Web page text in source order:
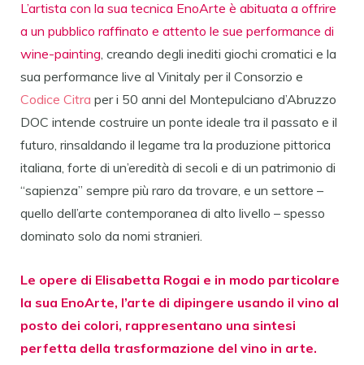
L’artista con la sua tecnica EnoArte è abituata a offrire
a un pubblico raffinato e attento le sue performance di
wine-painting , creando degli inediti giochi cromatici e la
sua performance live al Vinitaly per il Consorzio e
Codice Citra per i 50 anni del Montepulciano d’Abruzzo
DOC intende costruire un ponte ideale tra il passato e il
futuro, rinsaldando il legame tra la produzione pittorica
italiana, forte di un’eredità di secoli e di un patrimonio di
“sapienza” sempre più raro da trovare, e un settore –
quello dell’arte contemporanea di alto livello – spesso
dominato solo da nomi stranieri.
Le opere di Elisabetta Rogai e in modo particolare
la sua EnoArte, l’arte di dipingere usando il vino al
posto dei colori, rappresentano una sintesi
perfetta della trasformazione del vino in arte.